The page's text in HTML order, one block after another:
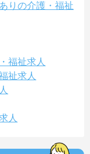
りの介護・福祉
福祉求人
祉求人
人